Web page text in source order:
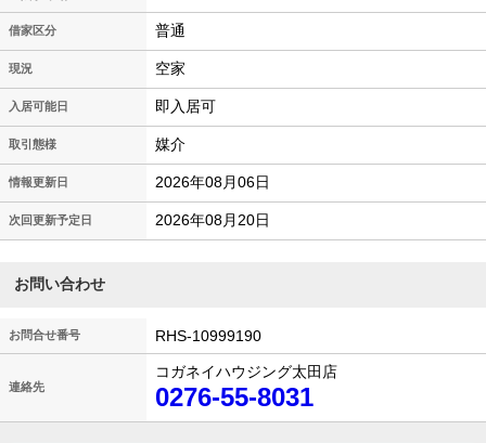
借家区分 普通
現況 空家
入居可能日 即入居可
取引態様 媒介
情報更新日 2026年08月06日
次回更新予定日 2026年08月20日
お問い合わせ
お問合せ番号 RHS-10999190
連絡先
コガネイハウジング太田店
0276-55-8031